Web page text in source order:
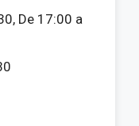
De 17:00 a